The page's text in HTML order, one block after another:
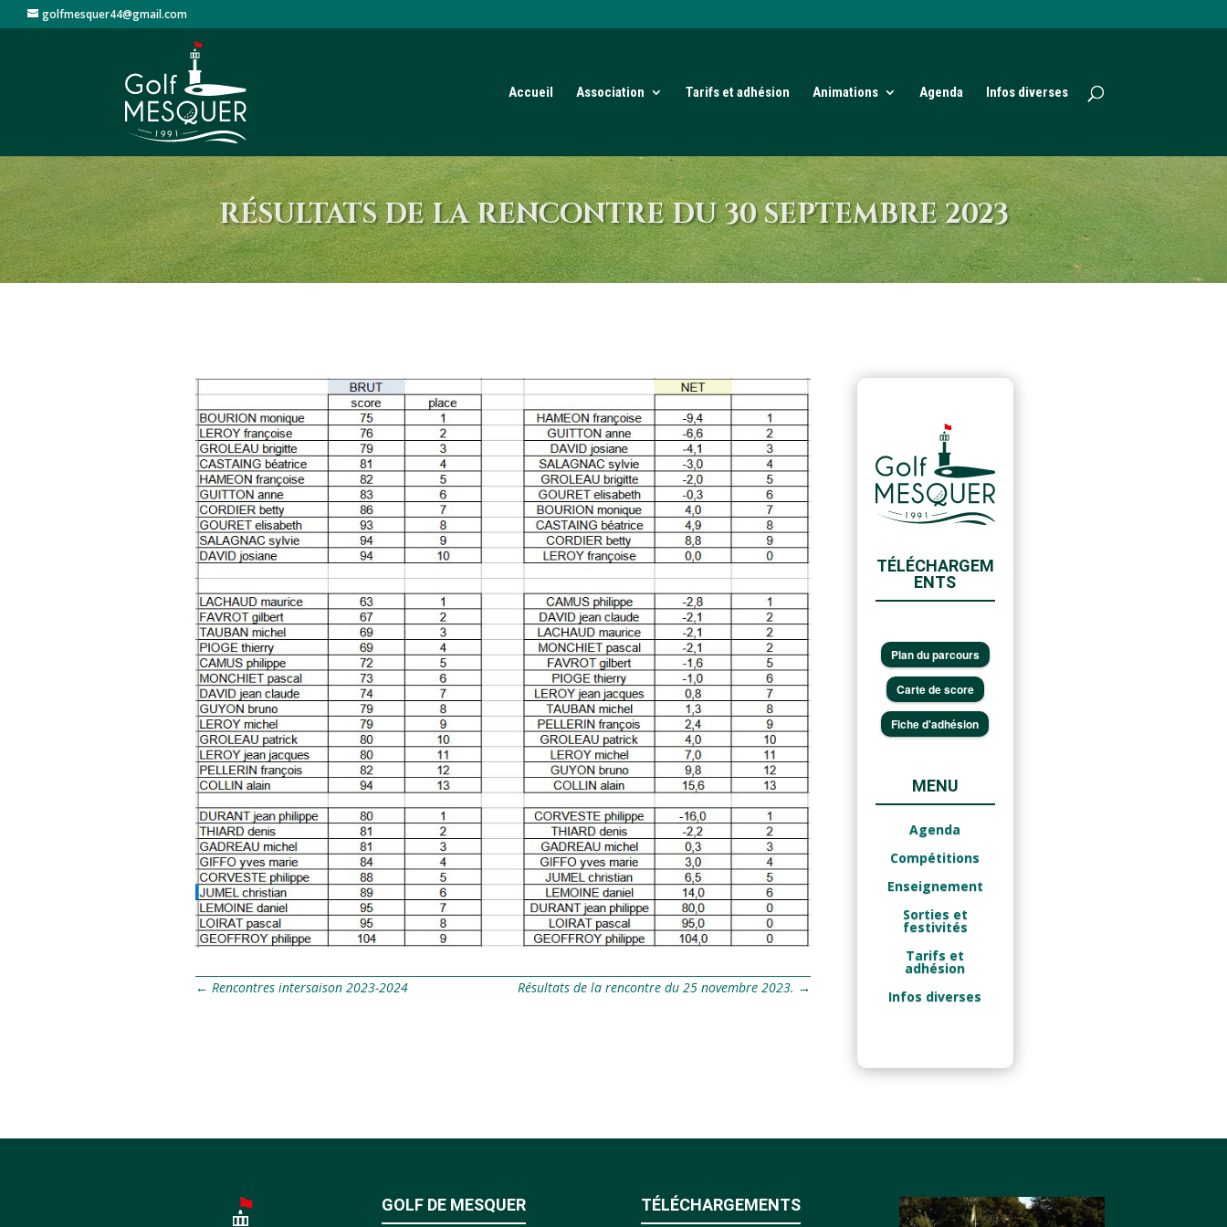
golfmesquer44@gmail.com
Accueil Association Tarifs et adhésion Animations Agenda Infos diverses
RÉSULTATS DE LA RENCONTRE DU 30 SEPTEMBRE 2023
←Rencontres intersaison 2023-2024 Résultats de la rencontre du 25 novembre 2023. →
TÉLÉCHARGEM
ENTS
Plan du parcours
Carte de score
Fiche d'adhésion
MENU
Agenda
Compétitions
Enseignement
Sorties et
festivités
Tarifs et
adhésion
Infos diverses
GOLF DE MESQUER TÉLÉCHARGEMENTS